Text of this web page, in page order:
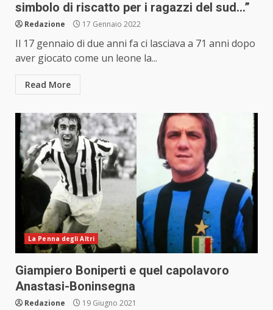
simbolo di riscatto per i ragazzi del sud…”
Redazione 17 Gennaio 2022
Il 17 gennaio di due anni fa ci lasciava a 71 anni dopo
aver giocato come un leone la...
Read More
La Penna degli Altri
Giampiero Boniperti e quel capolavoro
Anastasi-Boninsegna
Redazione 19 Giugno 2021